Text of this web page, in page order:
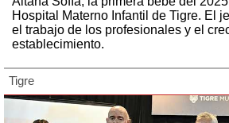
Hospital Materno Infantil de Tigre. El
el trabajo de los profesionales y el
establecimiento.
Tigre